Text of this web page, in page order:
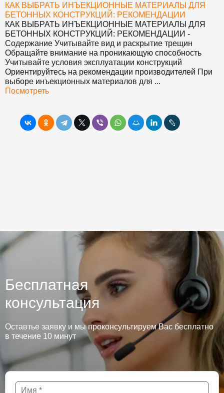
КАК ВЫБРАТЬ ИНЪЕКЦИОННЫЕ МАТЕРИАЛЫ ДЛЯ
БЕТОННЫХ КОНСТРУКЦИЙ: РЕКОМЕНДАЦИИ
КАК ВЫБРАТЬ ИНЪЕКЦИОННЫЕ МАТЕРИАЛЫ ДЛЯ
БЕТОННЫХ КОНСТРУКЦИЙ: РЕКОМЕНДАЦИИ -
Содержание Учитывайте вид и раскрытие трещин
Обращайте внимание на проникающую способность
Учитывайте условия эксплуатации конструкций
Ориентируйтесь на рекомендации производителей При
выборе инъекционных материалов для ...
Посмотреть
Бесплатная
консультация
Оставтье заявку и мы проконсультируем Вас бесплатно
в течение 10 минут